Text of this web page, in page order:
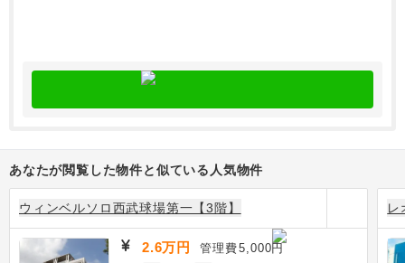
あなたが閲覧した物件と似ている人気物件
ウィンベルソロ西武球場第一【3階】
2.6万円 管理費5,000円
レ